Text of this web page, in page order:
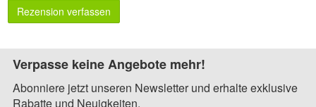
Rezension verfassen
Verpasse keine Angebote mehr!
Abonniere jetzt unseren Newsletter und erhalte exklusive
Rabatte und Neuigkeiten.